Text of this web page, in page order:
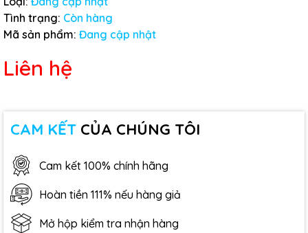
Tình trạng: Còn hàng
Mã sản phẩm: Đang cập nhật
Liên hệ
CAM KẾT CỦA CHÚNG TÔI
Cam kết 100% chính hãng
Hoàn tiền 111% nếu hàng giả
Mở hộp kiểm tra nhận hàng